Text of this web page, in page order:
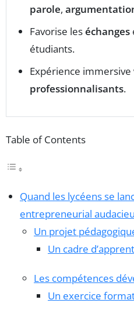
parole,
Favorise leséchanges
étudiants.
Expérience
professionnalisants.
Table of Contents
Quand les lycéens se
entrepreneurial
Un projet
Un cadre
Les compétences
Un exercice